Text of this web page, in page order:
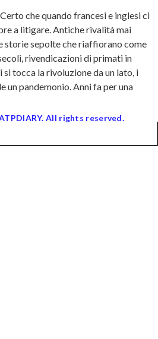
che quando francesi e inglesi ci
a litigare. Antiche rivalità mai
storie sepolte che riaffiorano come
rivendicazioni di primati in
tocca la rivoluzione da un lato, i
un pandemonio. Anni fa per una
All rights reserved.